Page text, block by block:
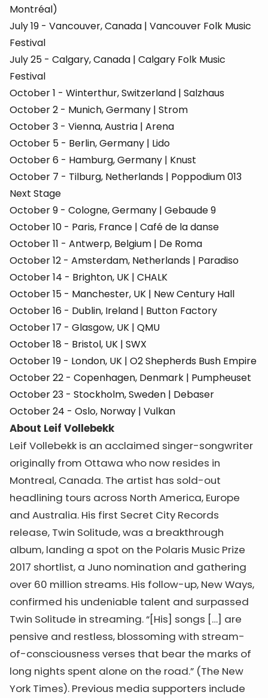
Montréal)
July 19 - Vancouver, Canada | Vancouver Folk Music
Festival
July 25 - Calgary, Canada | Calgary Folk Music
Festival
October 1 - Winterthur, Switzerland | Salzhaus
October 2 - Munich, Germany | Strom
October 3 - Vienna, Austria | Arena
October 5 - Berlin, Germany | Lido
October 6 - Hamburg, Germany | Knust
October 7 - Tilburg, Netherlands | Poppodium 013
Next Stage
October 9 - Cologne, Germany | Gebaude 9
October 10 - Paris, France | Café de la danse
October 11 - Antwerp, Belgium | De Roma
October 12 - Amsterdam, Netherlands | Paradiso
October 14 - Brighton, UK | CHALK
October 15 - Manchester, UK | New Century Hall
October 16 - Dublin, Ireland | Button Factory
October 17 - Glasgow, UK | QMU
October 18 - Bristol, UK | SWX
October 19 - London, UK | O2 Shepherds Bush Empire
October 22 - Copenhagen, Denmark | Pumpheuset
October 23 - Stockholm, Sweden | Debaser
October 24 - Oslo, Norway | Vulkan
About Leif Vollebekk
Leif Vollebekk is an acclaimed singer-songwriter
originally from Ottawa who now resides in
Montreal, Canada. The artist has sold-out
headlining tours across North America, Europe
and Australia. His first Secret City Records
release, Twin Solitude, was a breakthrough
album, landing a spot on the Polaris Music Prize
2017 shortlist, a Juno nomination and gathering
over 60 million streams. His follow-up, New Ways,
confirmed his undeniable talent and surpassed
Twin Solitude in streaming. “[His] songs […] are
pensive and restless, blossoming with stream-
of-consciousness verses that bear the marks of
long nights spent alone on the road.” (The New
York Times). Previous media supporters include